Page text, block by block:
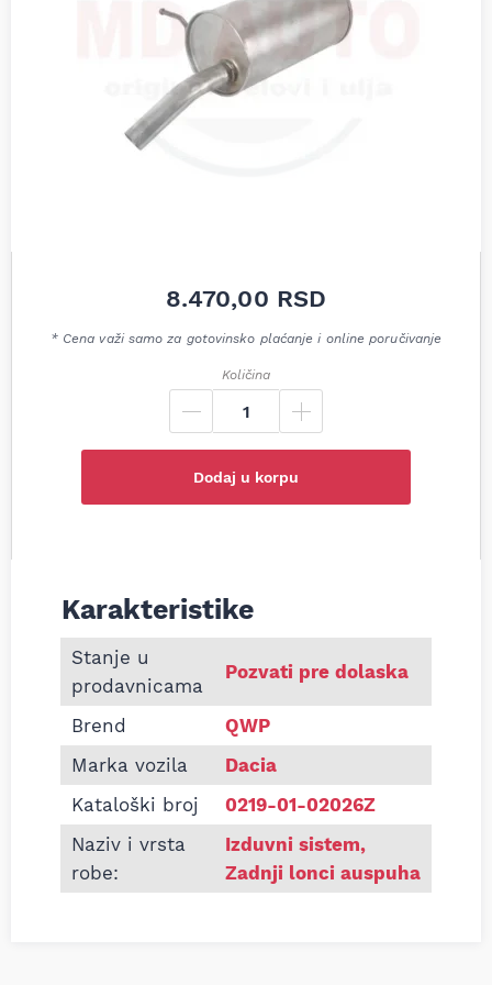
8.470,00 RSD
* Cena važi samo za gotovinsko plaćanje i online poručivanje
Količina
Dodaj u korpu
Informacije o Zadnji lonac auspuha Dacia Dokker
Karakteristike
Stanje u
prodavnicama
Pozvati pre dolaska
Brend
QWP
Marka vozila
Dacia
Kataloški broj
0219-01-02026Z
Naziv i vrsta
robe:
Izduvni sistem,
Zadnji lonci auspuha